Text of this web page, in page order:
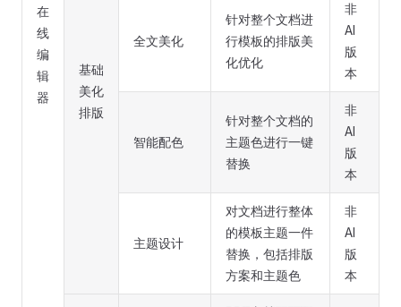
在
线
编
辑
器
基础
美化
排版
全文美化
针对整个文档进
行模板的排版美
化优化
非
AI
版
本
智能配色
针对整个文档的
主题色进行一键
替换
非
AI
版
本
主题设计
对文档进行整体
的模板主题一件
替换，包括排版
方案和主题色
非
AI
版
本